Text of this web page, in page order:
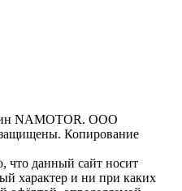
NAMOTOR. ООО
Копирование
что данный сайт носит
характер и ни при каких